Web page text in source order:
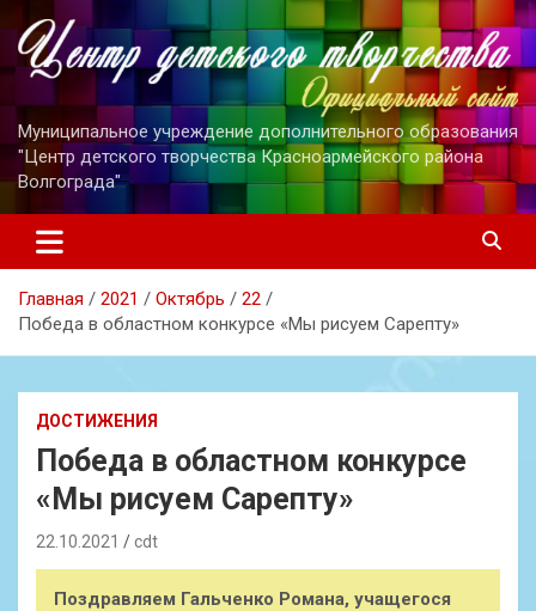
к
содержимому
Муниципальное учреждение дополнительного образования
"Центр детского творчества Красноармейского района
Волгограда"
Главная 2021 Октябрь
22
Победа в областном конкурсе «Мы рисуем Сарепту»
ДОСТИЖЕНИЯ
Победа в областном конкурсе
«Мы рисуем Сарепту»
22.10.2021 cdt
Поздравляем Гальченко Романа, учащегося